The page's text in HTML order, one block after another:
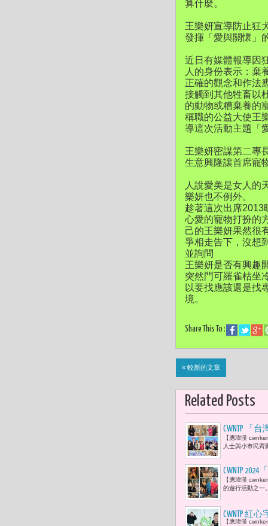
算什麼。
王樂妍宣導防止狂
發揮「愛與關懷」
近日有媒體報導因
人的身份表示：棄
正確的觀念和作法
接觸到其他牲畜以
的動物或糟棄養的
稱職的公益大使王
導這次活動主題「
王樂妍密謀第二專
生意興隆讓首席寵
人說愛美是女人的
樂妍也不例外。
趁著這次出席2013
心愛的寵物打扮的
己的王樂妍果然很
爭相走告下，沒想
並詢問
王樂妍是否有興趣
突然門可羅雀枯坐
以要找應該還是找
境。
Share This To :
« 較新的文章
Related Posts
CWNTP 「
人生的指
【應瑋漢
人士與小市民齊
CWNTP
平等的未來
【應瑋漢
的遊行活動之一
CWNTP 紅
【應瑋漢